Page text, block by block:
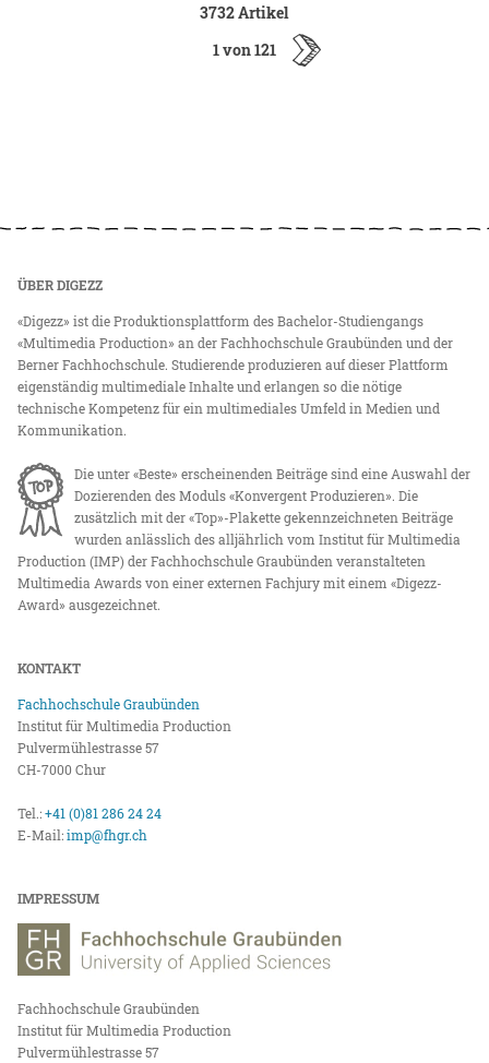
3732 Artikel
1 von 121
ÜBER DIGEZZ
«Digezz» ist die Produktionsplattform des Bachelor-Studiengangs
«Multimedia Production» an der Fachhochschule Graubünden und der
Berner Fachhochschule. Studierende produzieren auf dieser Plattform
eigenständig multimediale Inhalte und erlangen so die nötige
technische Kompetenz für ein multimediales Umfeld in Medien und
Kommunikation.
Die unter «Beste» erscheinenden Beiträge sind eine Auswahl der
Dozierenden des Moduls «Konvergent Produzieren». Die
zusätzlich mit der «Top»-Plakette gekennzeichneten Beiträge
wurden anlässlich des alljährlich vom Institut für Multimedia
Production (IMP) der Fachhochschule Graubünden veranstalteten
Multimedia Awards von einer externen Fachjury mit einem «Digezz-
Award» ausgezeichnet.
KONTAKT
Fachhochschule Graubünden
Institut für Multimedia Production
Pulvermühlestrasse 57
CH-7000 Chur
Tel.:+41 (0)81 286 24 24
E-Mail:imp@fhgr.ch
IMPRESSUM
Fachhochschule Graubünden
Institut für Multimedia Production
Pulvermühlestrasse 57